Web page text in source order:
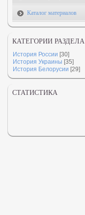
Каталог материалов
КАТЕГОРИИ РАЗДЕЛА
История России [30]
История Украины [35]
История Белорусии [29]
СТАТИСТИКА